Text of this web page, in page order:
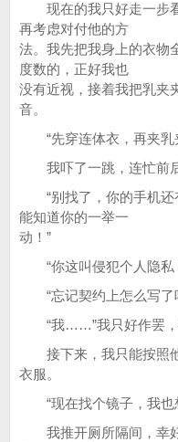
现在的我只好走一步看
再考虑对付他的方
法。我先把我身上的衣物
度数的，正好我也
没有近视，接着我把乳夹
音。
“先穿连体衣，再夹乳
我吓了一跳，连忙前后
“别找了，你的手机还
能知道你的一举一
动！”
“你这叫侵犯个人隐私
“忘记契约上怎么写了
“我……”我只好作罢，
接下来，我只能按照他
衣服。
“现在找个镜子，我也
我推开厕所隔间，幸好